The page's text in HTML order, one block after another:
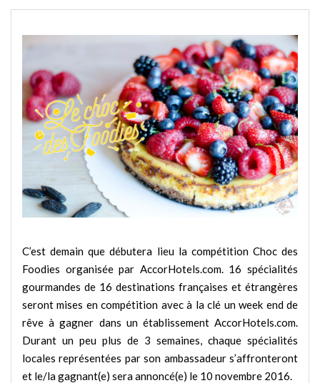
C’est demain que débutera lieu la compétition Choc des
Foodies organisée par AccorHotels.com. 16 spécialités
gourmandes de 16 destinations françaises et étrangères
seront mises en compétition avec à la clé un week end de
rêve à gagner dans un établissement AccorHotels.com.
Durant un peu plus de 3 semaines, chaque spécialités
locales représentées par son ambassadeur s’affronteront
et le/la gagnant(e) sera annoncé(e) le 10 novembre 2016.